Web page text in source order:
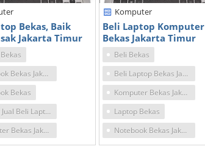
Bekas, Baik
Jakarta Timur
Notebook Bekas Jakarta
Bekas
Terima Jual Beli Laptop Bekas Jakarta
Komputer Bekas Jakarta
Komputer
Beli Laptop Komputer
Bekas Jakarta Timur
Beli Bekas
Beli Laptop Bekas Jakarta
Komputer Bekas Jakarta
Laptop Bekas
Notebook Bekas Jakarta